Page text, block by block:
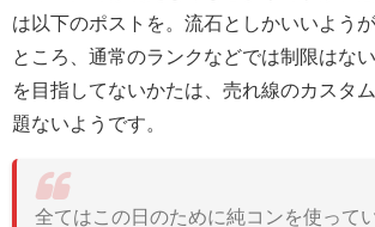
は以下のポストを。流石としかいいよう
ところ、通常のランクなどでは制限はな
を目指してないかたは、売れ線のカスタ
題ないようです。
全てはこの日のために純コンを使って